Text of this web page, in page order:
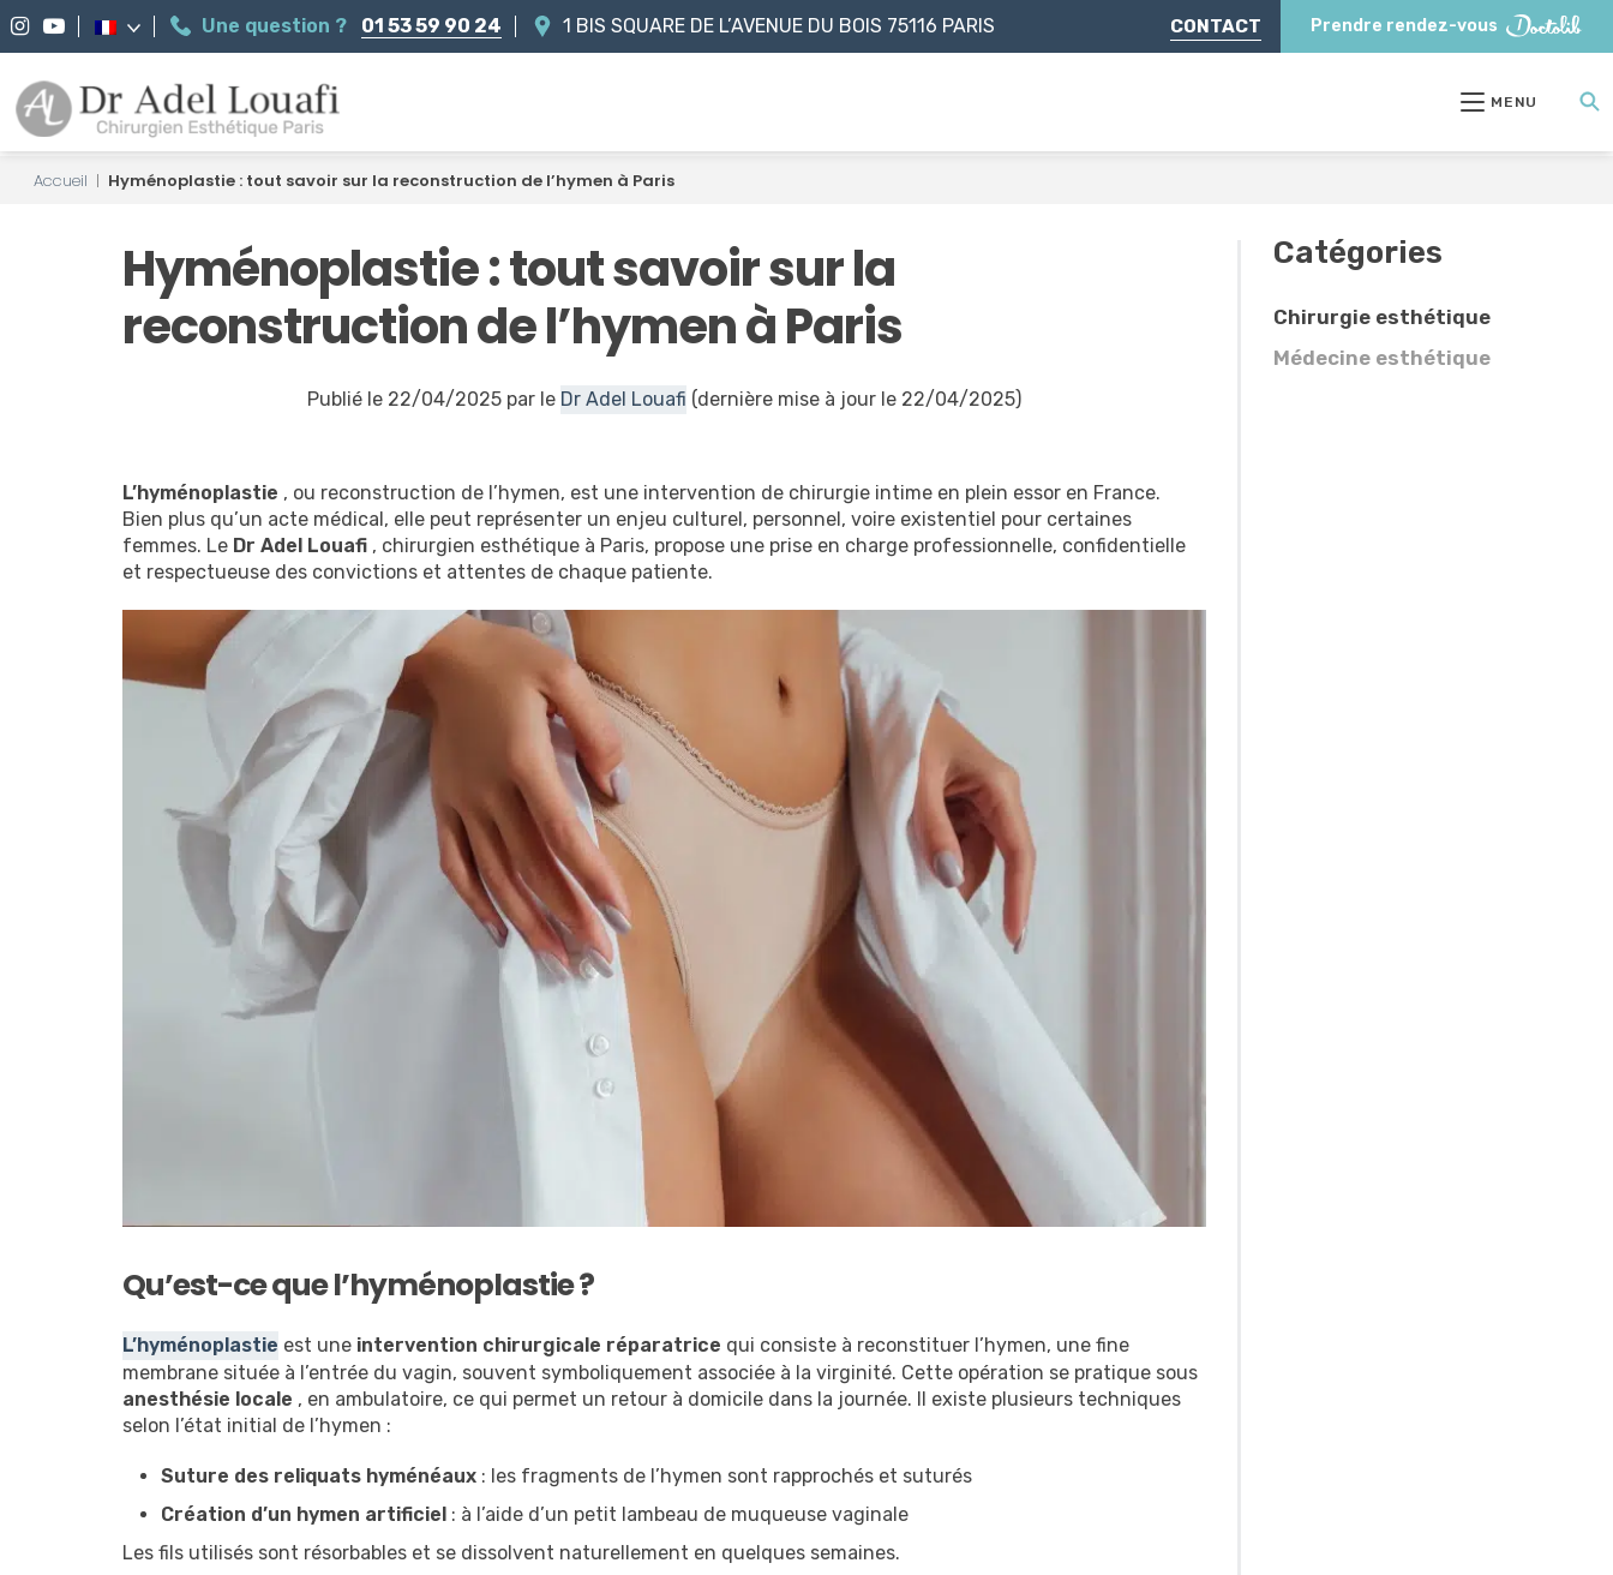
Une question ? 01 53 59 90 24 1 BIS SQUARE DE L’AVENUE DU BOIS 75116 PARIS CONTACT Prendre rendez-vous
MENU
Accueil | Hyménoplastie : tout savoir sur la reconstruction de l’hymen à Paris
Hyménoplastie : tout savoir sur la
reconstruction de l’hymen à Paris
Publié le 22/04/2025 par le Dr Adel Louafi (dernière mise à jour le 22/04/2025)
L’hyménoplastie , ou reconstruction de l’hymen, est une intervention de chirurgie intime en plein essor en France.
Bien plus qu’un acte médical, elle peut représenter un enjeu culturel, personnel, voire existentiel pour certaines
femmes. Le Dr Adel Louafi , chirurgien esthétique à Paris, propose une prise en charge professionnelle, confidentielle
et respectueuse des convictions et attentes de chaque patiente.
Qu’est-ce que l’hyménoplastie ?
L’hyménoplastie est une intervention chirurgicale réparatrice qui consiste à reconstituer l’hymen, une fine
membrane située à l’entrée du vagin, souvent symboliquement associée à la virginité. Cette opération se pratique sous
anesthésie locale , en ambulatoire, ce qui permet un retour à domicile dans la journée. Il existe plusieurs techniques
selon l’état initial de l’hymen :
Suture des reliquats hyménéaux : les fragments de l’hymen sont rapprochés et suturés
Création d’un hymen artificiel : à l’aide d’un petit lambeau de muqueuse vaginale
Les fils utilisés sont résorbables et se dissolvent naturellement en quelques semaines.
Catégories
Chirurgie esthétique
Médecine esthétique